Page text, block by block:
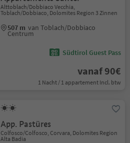
Alttoblach/Dobbiaco Vecchia,
Toblach/Dobbiaco, Dolomites Region 3 Zinnen
507 m van Toblach/Dobbiaco
Centrum
Südtirol Guest Pass
vanaf 90€
1 Nacht / 1 appartement Incl. btw
App. Pastüres
Colfosco/Colfosco, Corvara, Dolomites Region
Alta Badia